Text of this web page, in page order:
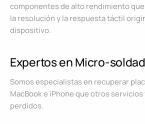
componentes de alto rendimiento
la resolución y la respuesta táctil
dispositivo.
Expertos en Micro-
Somos especialistas en recuperar
MacBook e iPhone que otros
perdidos.